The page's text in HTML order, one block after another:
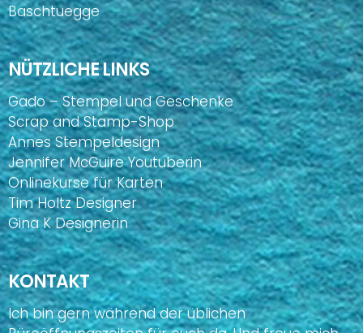
Baschtuegge
NÜTZLICHE LINKS
Gado – Stempel und Geschenke
Scrap and Stamp-Shop
Annes Stempeldesign
Jennifer McGuire Youtuberin
Onlinekurse für Karten
Tim Holtz Designer
Gina K Designerin
KONTAKT
Ich bin gern während der üblichen